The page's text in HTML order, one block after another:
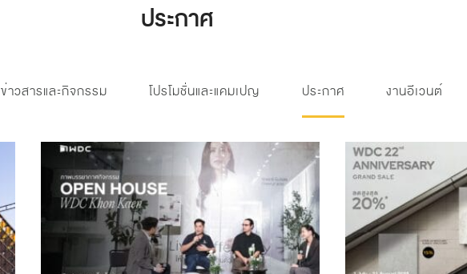
ประกาศ
ข่าวสารและกิจกรรม โปรโมชั่นและแคมเปญ ประกาศ งานอีเวนต์